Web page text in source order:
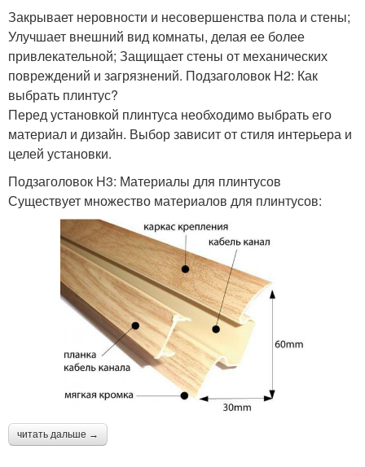
Закрывает неровности и несовершенства пола и стены;
Улучшает внешний вид комнаты, делая ее более
привлекательной; Защищает стены от механических
повреждений и загрязнений. Подзаголовок H2: Как
выбрать плинтус?
Перед установкой плинтуса необходимо выбрать его
материал и дизайн. Выбор зависит от стиля интерьера и
целей установки.
Подзаголовок H3: Материалы для плинтусов
Существует множество материалов для плинтусов:
читать дальше →